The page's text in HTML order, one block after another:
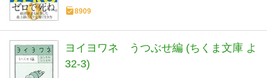
8909
ヨイヨワネ うつぶせ編 (ちくま文庫 よ
32-3)